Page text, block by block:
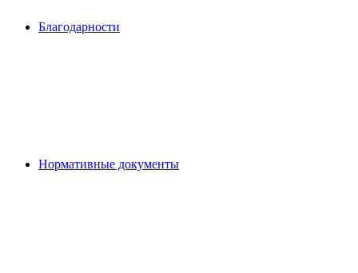
Благодарности
Нормативные документы